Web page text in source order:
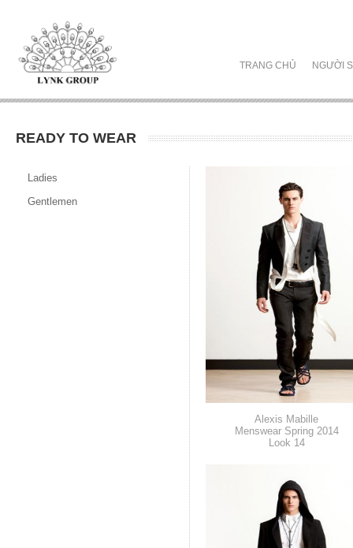
TRANG CHỦ NGƯỜI
READY TO WEAR
Ladies
Gentlemen
Alexis Mabille
Menswear Spring 2014
Look 14